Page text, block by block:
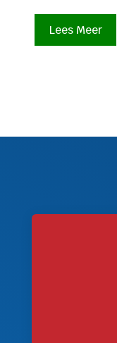
Lees Meer